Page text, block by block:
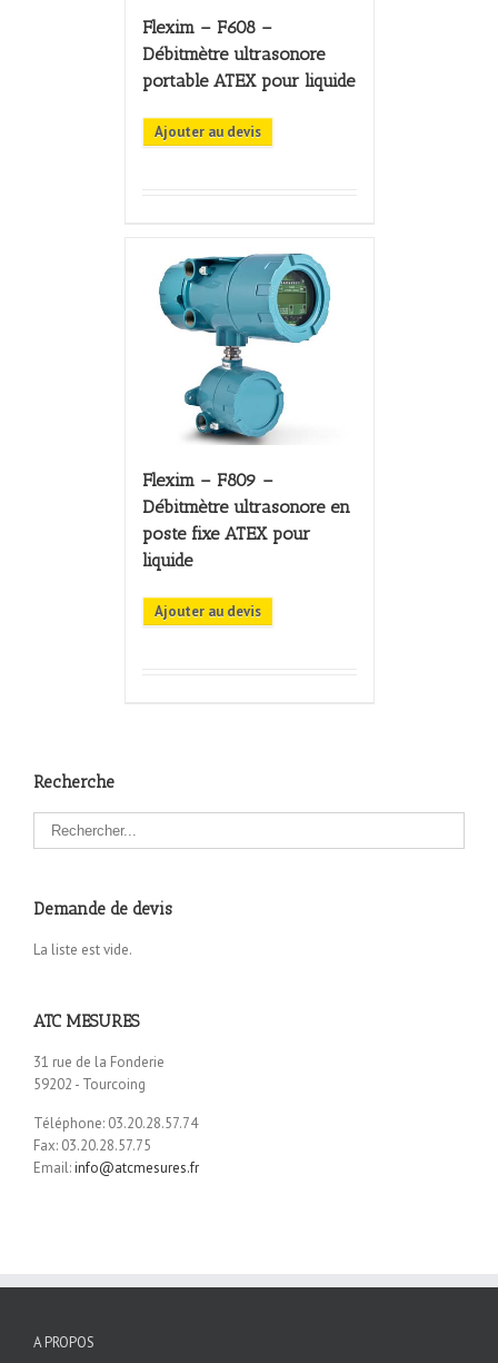
Flexim – F608 –
Débitmètre ultrasonore
portable ATEX pour liquide
Ajouter au devis
Flexim – F809 –
Débitmètre ultrasonore en
poste fixe ATEX pour
liquide
Ajouter au devis
Recherche
Demande de devis
La liste est vide.
ATC MESURES
31 rue de la Fonderie
59202 - Tourcoing
Téléphone: 03.20.28.57.74
Fax: 03.20.28.57.75
Email:info@atcmesures.fr
A PROPOS